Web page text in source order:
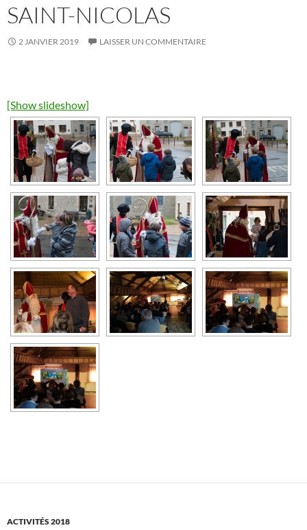
SAINT-NICOLAS
2 JANVIER 2019 LAISSER UN COMMENTAIRE
[Show slideshow]
ACTIVITÉS 2018